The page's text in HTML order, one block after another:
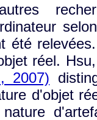
été
réel.
2007)
d'objet